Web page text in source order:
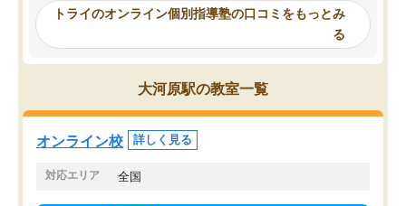
ったんですが、学生の先生から学ぶこ
み、徐々に成績が上がったらいいなと
思っていました。何が今足りないのか
を的確に指導いただき、子どももびっ
くりするほど楽しんでやる気を持って
塾を受けています。狙い通り、少しず
つ成績も上がり、苦手意識も無くなっ
てきたので、さらに苦手な数学も追加
でお願いしました。来年の高校受験に
らないところをピンポイ
頂いて、とてもわかり
していました。一生を
スト、多少お金がかかっ
トライのオンライン個別指導塾の口コミをもっとみ
る
大河原駅の教室一覧
オンライン校 詳しく見る
対応エリア 全国